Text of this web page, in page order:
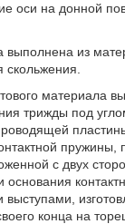
оси на донной
выполнена из
материала
трижды под
пружины,
с двух
основания
конца на